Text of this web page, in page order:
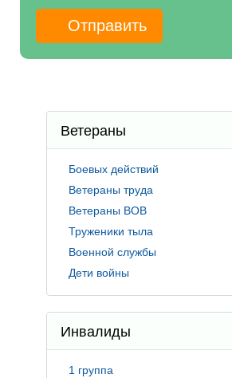
Ветераны
Боевых действий
Ветераны труда
Ветераны ВОВ
Труженики тыла
Военной службы
Дети войны
Инвалиды
1 группа